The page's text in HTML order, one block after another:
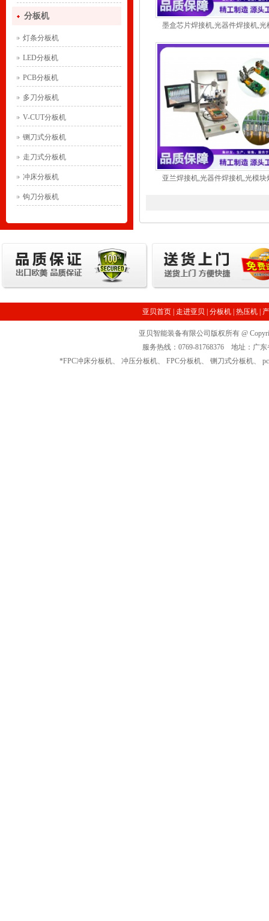
分板机
灯条分板机
LED分板机
PCB分板机
多刀分板机
V-CUT分板机
铡刀式分板机
走刀式分板机
冲床分板机
钩刀分板机
墨盒芯片焊接机,光器件焊接机,光
亚兰焊接机,光器件焊接机,光模块
亚贝首页 走进亚贝 分板机 热压机
亚贝智能装备有限公司版权所有 @
服务热线：0769-81768376 地址：广
*FPC冲床分板机、 冲压分板机、 FPC分板机、 铡刀式分板机、